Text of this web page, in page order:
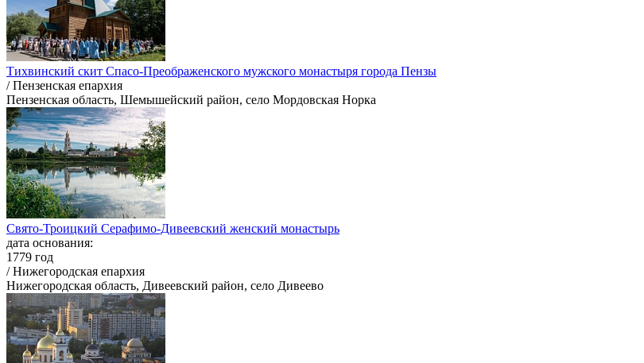
Тихвинский скит Спасо-Преображенского мужского монастыря города Пензы
/ Пензенская епархия
Пензенская область, Шемышейский район, село Мордовская Норка
Свято-Троицкий Серафимо-Дивеевский женский монастырь
дата основания:
1779 год
/ Нижегородская епархия
Нижегородская область, Дивеевский район, село Дивеево